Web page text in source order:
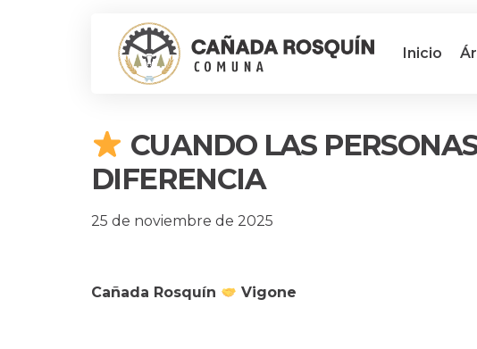
Inicio
CUANDO LAS
DIFERENCIA
25 de noviembre de 2025
Cañada Rosquín Vigone